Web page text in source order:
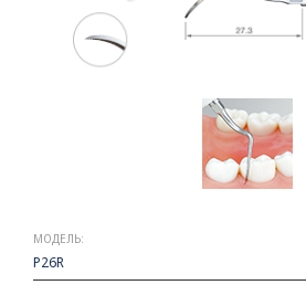
МОДЕЛЬ:
P26R